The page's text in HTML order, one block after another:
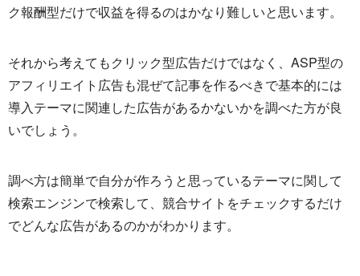
ク報酬型だけで収益を得るのはかなり難しいと思います。
それから考えてもクリック型広告だけではなく、ASP型の
アフィリエイト広告も混ぜて記事を作るべきで基本的には
導入テーマに関連した広告があるかないかを調べた方が良
いでしょう。
調べ方は簡単で自分が作ろうと思っているテーマに関して
検索エンジンで検索して、競合サイトをチェックするだけ
でどんな広告があるのかがわかります。